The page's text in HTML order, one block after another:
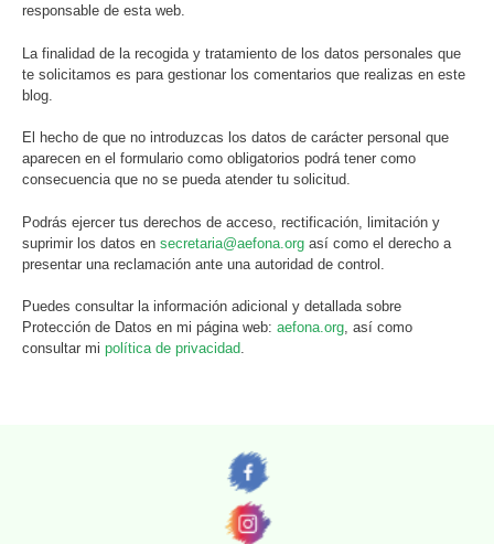
responsable de esta web.
La finalidad de la recogida y tratamiento de los datos personales que
te solicitamos es para gestionar los comentarios que realizas en este
blog.
El hecho de que no introduzcas los datos de carácter personal que
aparecen en el formulario como obligatorios podrá tener como
consecuencia que no se pueda atender tu solicitud.
Podrás ejercer tus derechos de acceso, rectificación, limitación y
suprimir los datos en secretaria@aefona.org así como el derecho a
presentar una reclamación ante una autoridad de control.
Puedes consultar la información adicional y detallada sobre
Protección de Datos en mi página web: aefona.org, así como
consultar mi política de privacidad.